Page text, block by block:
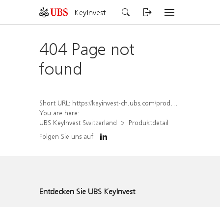
KeyInvest
404 Page not
found
Short URL: https://keyinvest-ch.ubs.com/produkt/detail/index/isin/CH1572311053
You are here:
UBS KeyInvest Switzerland
Produktdetail
Folgen Sie uns auf
Entdecken Sie UBS KeyInvest